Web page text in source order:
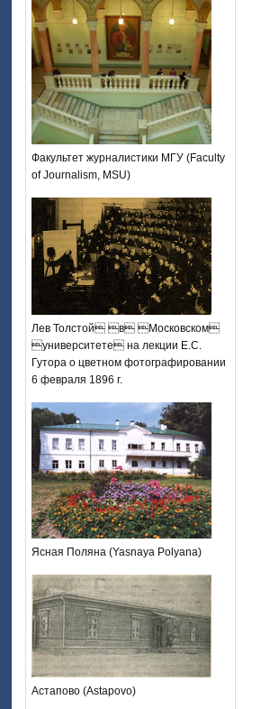
Факультет журналистики МГУ (Faculty
of Journalism, MSU)
Лев Толстой в Московском
университете на лекции Е.С.
Гутора о цветном фотографировании
6 февраля 1896 г.
Ясная Поляна (Yasnaya Polyana)
Астапово (Astapovo)